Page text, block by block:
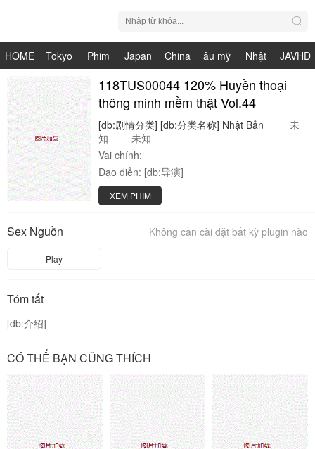
HOME
Tokyo
Hot
Phim
Nhật
Bản
Japan
HDV
China
live
âu mỹ
Nhật
Bản
JAVHD
118TUS00044 120% Huyền thoại
thông minh mềm thật Vol.44
[db:剧情分类] [db:分类名称] Nhật Bản
未
知
未知
Vai chính:
Đạo diễn: [db:导演]
XEM PHIM
Không cần cài đặt bất kỳ plugin nào
Sex Nguồn
Play
Tóm tắt
[db:介绍]
CÓ THỂ BẠN CŨNG THÍCH